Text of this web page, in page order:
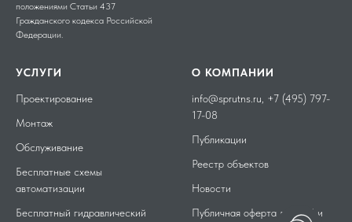
положениями Статьи 437
Гражданского кодекса Российской
Федерации.
УСЛУГИ
Проектирование
Монтаж
Обслуживание
Бесплатные схемы
автоматизации
Бесплатный гидравлический
О КОМПАНИИ
info@sprutns.ru, +7 (495) 797-
17-08
Публикации
Реестр объектов
Новости
Публичная оферта дляФЛ и